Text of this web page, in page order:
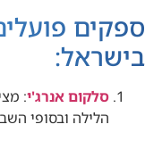
ספקים
בישראל:
סלקום אנרג'י:
הלילה ובסופי